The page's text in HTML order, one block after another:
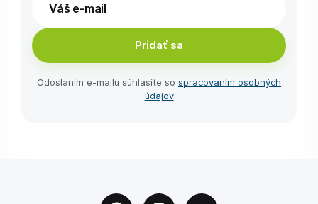
Pridať sa
Odoslaním e-⁠mailu súhlasíte so spracovaním osobných
údajov